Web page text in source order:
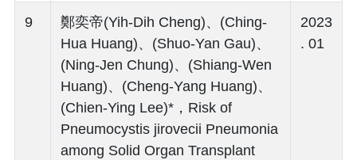
9
鄭奕帝(Yih-Dih Cheng)、(Ching-
Hua Huang)、(Shuo-Yan Gau)、
(Ning-Jen Chung)、(Shiang-Wen
Huang)、(Cheng-Yang Huang)、
(Chien-Ying Lee)*，Risk of
Pneumocystis jirovecii Pneumonia
among Solid Organ Transplant
2023
. 01